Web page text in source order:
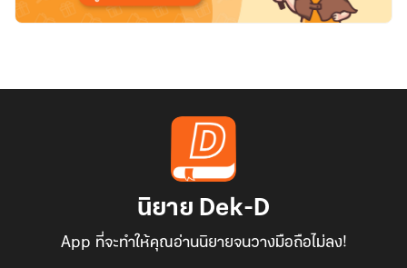
นิยาย Dek-D
App ที่จะทำให้คุณอ่านนิยายจนวางมือถือไม่ลง!